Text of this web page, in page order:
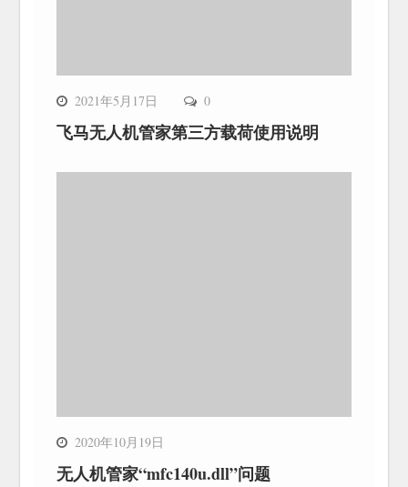
2021年5月17日 0
飞马无人机管家第三方载荷使用说明
2020年10月19日
无人机管家“mfc140u.dll”问题